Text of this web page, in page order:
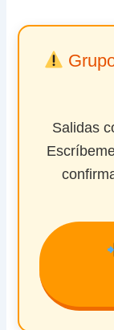
Salidas